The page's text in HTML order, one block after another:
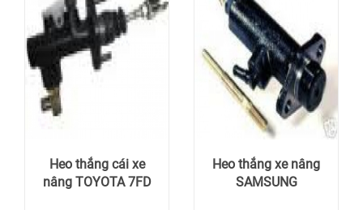
Heo thắng cái xe
nâng TOYOTA 7FD
Heo thắng xe nâng
SAMSUNG